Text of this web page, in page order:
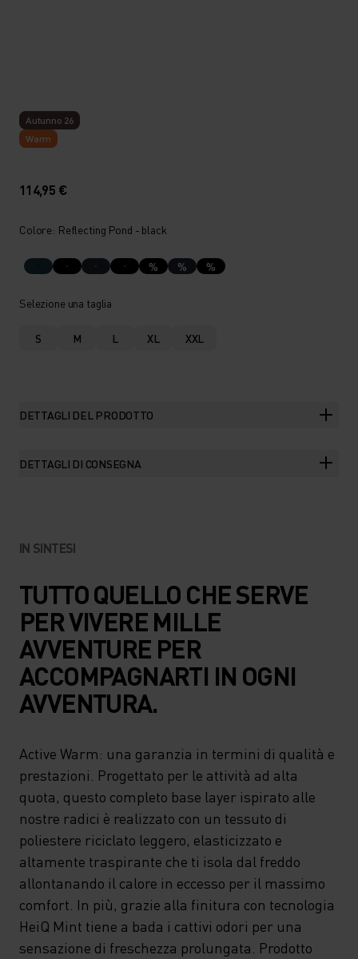
Autunno 26
Warm
114,95 €
Colore: Reflecting Pond - black
% % %
Selezione una taglia
S M L XL XXL
DETTAGLI DEL PRODOTTO
DETTAGLI DI CONSEGNA
IN SINTESI
TUTTO QUELLO CHE SERVE
PER VIVERE MILLE
AVVENTURE PER
ACCOMPAGNARTI IN OGNI
AVVENTURA.
Active Warm: una garanzia in termini di qualità e
prestazioni. Progettato per le attività ad alta
quota, questo completo base layer ispirato alle
nostre radici è realizzato con un tessuto di
poliestere riciclato leggero, elasticizzato e
altamente traspirante che ti isola dal freddo
allontanando il calore in eccesso per il massimo
comfort. In più, grazie alla finitura con tecnologia
HeiQ Mint tiene a bada i cattivi odori per una
sensazione di freschezza prolungata. Prodotto